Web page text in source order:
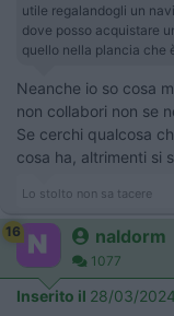
utile regalandogli un
dove posso acquistare
quello nella plancia che
Neanche io so cosa
non collabori non se
Se cerchi qualcosa
cosa ha, altrimenti si
Lo stolto non sa tacere
16 naldorm
1077
Inserito il 28/03/2024